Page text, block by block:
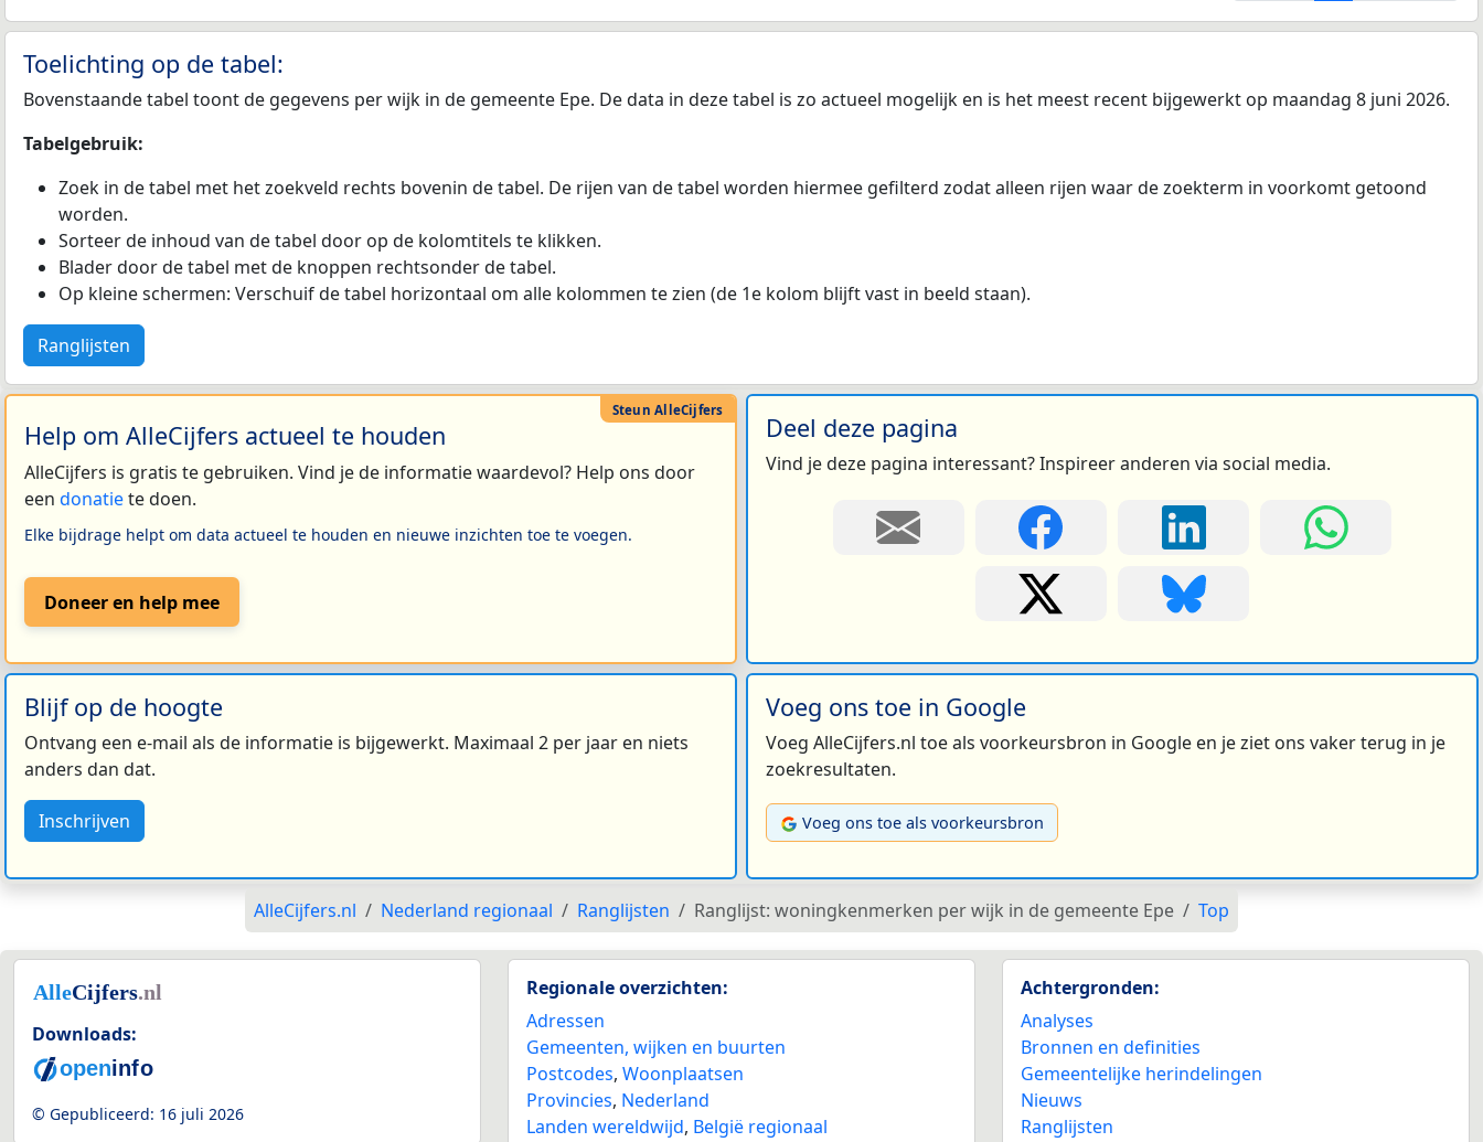
Toelichting op de tabel:
Bovenstaande tabel toont de gegevens per wijk in de gemeente Epe. De data in deze tabel is zo actueel mogelijk en is het meest recent bijgewerkt op maandag 8 juni 2026.
Tabelgebruik:
Zoek in de tabel met het zoekveld rechts bovenin de tabel. De rijen van de tabel worden hiermee gefilterd zodat alleen rijen waar de zoekterm in voorkomt getoond
worden.
Sorteer de inhoud van de tabel door op de kolomtitels te klikken.
Blader door de tabel met de knoppen rechtsonder de tabel.
Op kleine schermen: Verschuif de tabel horizontaal om alle kolommen te zien (de 1e kolom blijft vast in beeld staan).
Ranglijsten
Help om AlleCijfers actueel te houden
AlleCijfers is gratis te gebruiken. Vind je de informatie waardevol? Help ons door
een donatiete doen.
Elke bijdrage helpt om data actueel te houden en nieuwe inzichten toe te voegen.
Doneer en help mee
Deel deze pagina
Vind je deze pagina interessant? Inspireer anderen via social media.
Blijf op de hoogte
Ontvang een e-mail als de informatie is bijgewerkt. Maximaal 2 per jaar en niets
anders dan dat.
Inschrijven
Voeg ons toe in Google
Voeg AlleCijfers.nl toe als voorkeursbron in Google en je ziet ons vaker terug in je
zoekresultaten.
Voeg ons toe als voorkeursbron
AlleCijfers.nl Nederland regionaal Ranglijsten Ranglijst: woningkenmerken per wijk in de gemeente Epe Top
Downloads:
© Gepubliceerd: 16 juli 2026
Regionale overzichten:
Adressen
Gemeenten, wijken en buurten
Postcodes, Woonplaatsen
Provincies, Nederland
Landen wereldwijd, België regionaal
Achtergronden:
Analyses
Bronnen en definities
Gemeentelijke herindelingen
Nieuws
Ranglijsten